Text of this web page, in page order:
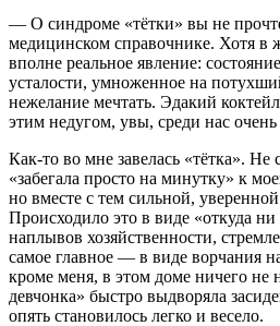
— О синдроме «тётки» вы не
медицинском справочнике. Хотя в
вполне реальное явление:
усталости, умноженное на
нежелание мечтать. Эдакий
этим недугом, увы, среди нас
Как-то во мне завелась «тётка». Не
«забегала просто на минутку» к
но вместе с тем сильной,
Происходило это в виде «откуда ни
наплывов хозяйственности,
самое главное — в виде ворчания
кроме меня, в этом доме ничего
девчонка» быстро выдворяла
опять становилось легко и весело.